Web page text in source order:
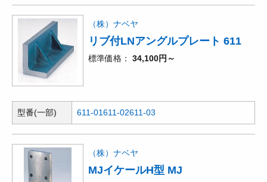
（株）ナベヤ
リブ付LNアングルプレート 611
標準価格 34,100円～
型番(一部) 611-01611-02611-03
（株）ナベヤ
MJイケールH型 MJ